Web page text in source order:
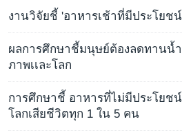
งานวิจัยชี้ 'อาหารเช้าที่มีประโยช
ผลการศึกษาชี้มนุษย์ต้องลดทานน้ำต
ภาพเเละโลก
การศึกษาชี้ อาหารที่ไม่มีประโยช
โลกเสียชีวิตทุก 1 ใน 5 คน